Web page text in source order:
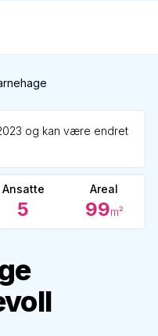
og kan være endret
Ansatte
5
Areal
99m²